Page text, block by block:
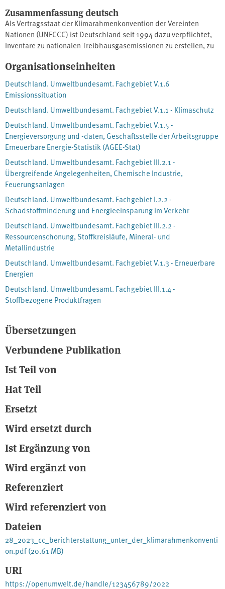
Zusammenfassung deutsch
Als Vertragsstaat der Klimarahmenkonvention der Vereinten
Nationen (UNFCCC) ist Deutschland seit 1994 dazu verpflichtet,
Inventare zu nationalen Treibhausgasemissionen zu erstellen, zu
Entscheidung 24/CP.19 müssen alle im ANNEX I der
Nationalen Inventarbericht (NIR) erstellen und übermitteln, der
detaillierte und vollständige Angaben über den gesamten Prozess
der Erstellung der Treibhausgasinventare bereitstellt. Durch
diesen Bericht soll die Transparenz, Konsistenz und
Vergleichbarkeit der Inventare sichergestellt und der
unabhängige Überprüfungsprozess unterstützt werden. Quelle:
Organisationseinheiten
Deutschland. Umweltbundesamt. Fachgebiet V.1.6
Emissionssituation
Deutschland. Umweltbundesamt. Fachgebiet V.1.1 - Klimaschutz
Deutschland. Umweltbundesamt. Fachgebiet V.1.5 -
Energieversorgung und -daten, Geschäftsstelle der Arbeitsgruppe
Erneuerbare Energie-Statistik (AGEE-Stat)
Deutschland. Umweltbundesamt. Fachgebiet III.2.1 -
Übergreifende Angelegenheiten, Chemische Industrie,
Feuerungsanlagen
Deutschland. Umweltbundesamt. Fachgebiet I.2.2 -
Schadstoffminderung und Energieeinsparung im Verkehr
Deutschland. Umweltbundesamt. Fachgebiet III.2.2 -
Ressourcenschonung, Stoffkreisläufe, Mineral- und
Metallindustrie
Deutschland. Umweltbundesamt. Fachgebiet V.1.3 - Erneuerbare
Energien
Deutschland. Umweltbundesamt. Fachgebiet III.1.4 -
Stoffbezogene Produktfragen
Übersetzungen
Verbundene Publikation
Ist Teil von
Hat Teil
Ersetzt
Wird ersetzt durch
Ist Ergänzung von
Wird ergänzt von
Referenziert
Wird referenziert von
Dateien
28_2023_cc_berichterstattung_unter_der_klimarahmenkonventi
on.pdf(20.61 MB)
URI
https://openumwelt.de/handle/123456789/2022